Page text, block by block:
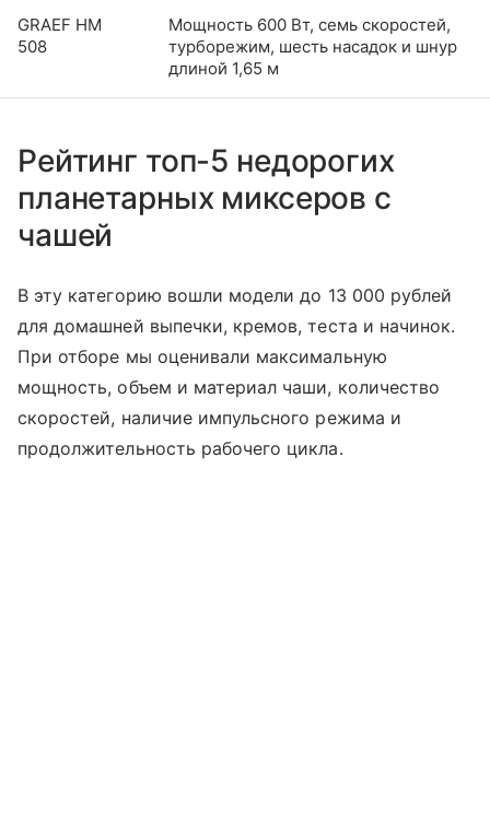
GRAEF HM
508
Мощность 600 Вт, семь скоростей,
турборежим, шесть насадок и шнур
длиной 1,65 м
Рейтинг топ-5 недорогих
планетарных миксеров с
чашей
В эту категорию вошли модели до 13 000 рублей
для домашней выпечки, кремов, теста и начинок.
При отборе мы оценивали максимальную
мощность, объем и материал чаши, количество
скоростей, наличие импульсного режима и
продолжительность рабочего цикла.